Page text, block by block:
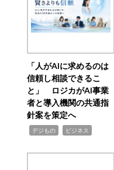
「人がAIに求めるのは
信頼し相談できるこ
と」 ロジカがAI事業
者と導入機関の共通指
針案を策定へ
デジもの ビジネス